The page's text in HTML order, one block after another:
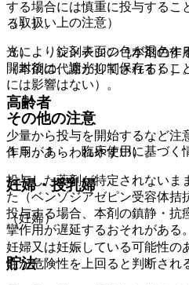
（取扱い上の注意）
光により錠剤表面の色が退色す
開封後は、遮光して保存するこ
には影響はない）。
その他の注意
１５．１． 臨床使用に基づく
投与した薬剤が特定されないま
た（ベンゾジアゼピン受容体拮
投与する場合、本剤の鎮静・抗
攣作用が遅延するおそれがある。
貯法
する場合には慎重に投与するこ
る）］。
３）． シメチジン［本剤の作
（本剤の代謝が抑制される）］
高齢者
少量から投与を開始するなど注
作用があらわれやすい）。
妊婦・授乳婦
（妊婦）
妊婦又は妊娠している可能性の
性が危険性を上回ると判断され